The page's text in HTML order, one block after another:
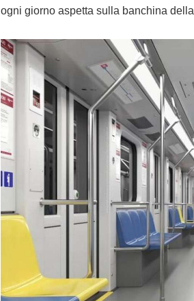
ogni giorno aspetta sulla banchina della